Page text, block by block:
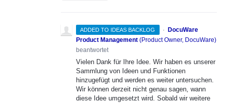
ADDED TO IDEAS BACKLOG ·
DocuWare
Product Management (Product Owner, DocuWare)
beantwortet
Vielen Dank für Ihre Idee. Wir haben es unserer
Sammlung von Ideen und Funktionen
hinzugefügt und werden es weiter untersuchen.
Wir können derzeit nicht genau sagen, wann
diese Idee umgesetzt wird. Sobald wir weitere